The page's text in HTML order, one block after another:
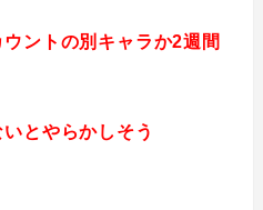
ントの別キャラか2週間
とやらかしそう